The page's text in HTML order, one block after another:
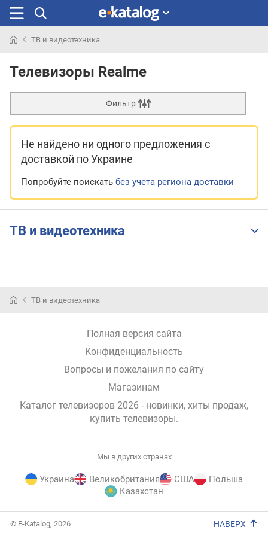
раньше
ТВ и видеотехника
Телевизоры Realme
Фильтр
Не найдено ни одного предложения с
доставкой по Украине
Попробуйте поискать без учета региона доставки
ТВ и видеотехника
ТВ и видеотехника
Полная версия сайта
Конфиденциальность
Вопросы и пожелания по сайту
Магазинам
Каталог телевизоров 2026 - новинки, хиты продаж,
купить телевизоры.
Мы в других странах
Украина Великобритания США
Польша
Казахстан
© E-Katalog, 2026 НАВЕРХ